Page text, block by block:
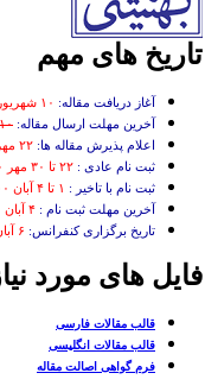
های مهم
آغاز دریافت مقاله: ۱۰ شهریور ۱۴۰۰
آخرین مهلت ارسال مقاله: ۱۰ مهر
اعلام پذیرش مقاله ها: ۲۲ مهر ۱۴۰۰
ثبت نام عادی : ۲۲ تا ۳۰ مهر ۱۴۰۰
ثبت نام با تاخیر :
آخرین مهلت ثبت نام : ۴ آبان ۱۴۰۰
تاریخ برگزاری کنفرانس: ۶ آبان ماه ۱۴۰۰
های مورد نیاز
قالب مقالات فارسی
قالب مقالات انگلیسی
فرم گواهی اصالت مقاله